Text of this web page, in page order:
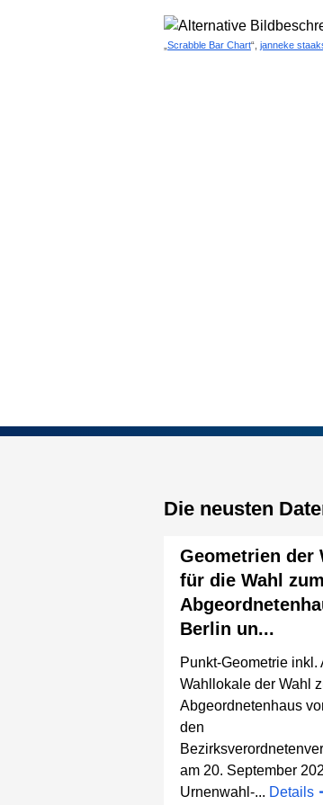
Scrabble Bar Chart“, janneke
Die neusten
Geometrien der
für die Wahl
Berlin un...
Punkt-Geometrie inkl.
Wahllokale der Wahl
Abgeordnetenhaus
den
am 20. September
Urnenwahl-... Details